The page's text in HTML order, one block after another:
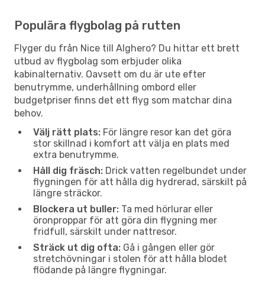
Populära flygbolag på rutten
Flyger du från Nice till Alghero? Du hittar ett brett
utbud av flygbolag som erbjuder olika
kabinalternativ. Oavsett om du är ute efter
benutrymme, underhållning ombord eller
budgetpriser finns det ett flyg som matchar dina
behov.
Välj rätt plats: För längre resor kan det göra
stor skillnad i komfort att välja en plats med
extra benutrymme.
Håll dig fräsch: Drick vatten regelbundet under
flygningen för att hålla dig hydrerad, särskilt på
längre sträckor.
Blockera ut buller: Ta med hörlurar eller
öronproppar för att göra din flygning mer
fridfull, särskilt under nattresor.
Sträck ut dig ofta: Gå i gången eller gör
stretchövningar i stolen för att hålla blodet
flödande på längre flygningar.